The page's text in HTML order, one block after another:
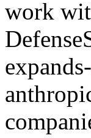
work